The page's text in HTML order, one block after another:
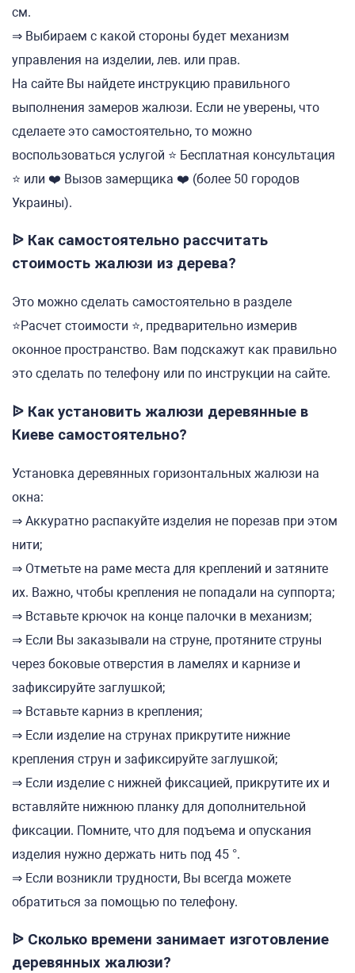
см.
⇒ Выбираем с какой стороны будет механизм
управления на изделии, лев. или прав.
На сайте Вы найдете инструкцию правильного
выполнения замеров жалюзи. Если не уверены, что
сделаете это самостоятельно, то можно
воспользоваться услугой ⭐ Бесплатная консультация
⭐ или ❤️ Вызов замерщика ❤️ (более 50 городов
Украины).
ᐉ Как самостоятельно рассчитать
стоимость жалюзи из дерева?
Это можно сделать самостоятельно в разделе
⭐Расчет стоимости ⭐, предварительно измерив
оконное пространство. Вам подскажут как правильно
это сделать по телефону или по инструкции на сайте.
ᐉ Как установить жалюзи деревянные в
Киеве самостоятельно?
Установка деревянных горизонтальных жалюзи на
окна:
⇒ Аккуратно распакуйте изделия не порезав при этом
нити;
⇒ Отметьте на раме места для креплений и затяните
их. Важно, чтобы крепления не попадали на суппорта;
⇒ Вставьте крючок на конце палочки в механизм;
⇒ Если Вы заказывали на струне, протяните струны
через боковые отверстия в ламелях и карнизе и
зафиксируйте заглушкой;
⇒ Вставьте карниз в крепления;
⇒ Если изделие на струнах прикрутите нижние
крепления струн и зафиксируйте заглушкой;
⇒ Если изделие с нижней фиксацией, прикрутите их и
вставляйте нижнюю планку для дополнительной
фиксации. Помните, что для подъема и опускания
изделия нужно держать нить под 45 °.
⇒ Если возникли трудности, Вы всегда можете
обратиться за помощью по телефону.
ᐉ Сколько времени занимает изготовление
деревянных жалюзи?